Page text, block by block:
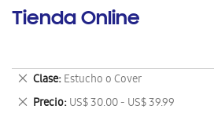
Tienda Online
Clase Estucho o Cover
Eliminar
este
artículo
Precio US$ 30.00 - US$ 39.99
Eliminar